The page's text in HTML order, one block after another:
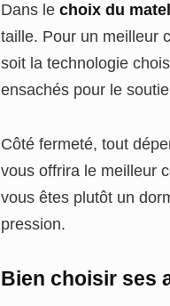
Dans lechoix du
taille. Pour un meilleur
soit la technologie
ensachés pour le
Côté fermeté, tout
vous offrira le meilleur
vous êtes plutôt un
pression.
Bien choisir ses